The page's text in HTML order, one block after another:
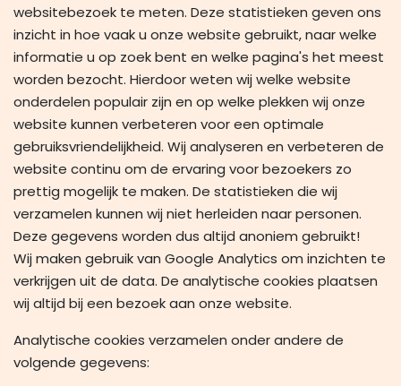
websitebezoek te meten. Deze statistieken geven ons
inzicht in hoe vaak u onze website gebruikt, naar welke
informatie u op zoek bent en welke pagina's het meest
worden bezocht. Hierdoor weten wij welke website
onderdelen populair zijn en op welke plekken wij onze
website kunnen verbeteren voor een optimale
gebruiksvriendelijkheid. Wij analyseren en verbeteren de
website continu om de ervaring voor bezoekers zo
prettig mogelijk te maken. De statistieken die wij
verzamelen kunnen wij niet herleiden naar personen.
Deze gegevens worden dus altijd anoniem gebruikt!
Wij maken gebruik van Google Analytics om inzichten te
verkrijgen uit de data. De analytische cookies plaatsen
wij altijd bij een bezoek aan onze website.
Analytische cookies verzamelen onder andere de
volgende gegevens: